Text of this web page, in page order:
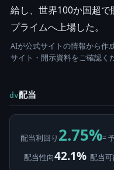
給し、世界100か国超
プライムへ上場した。
AIが公式サイトの情報から作
サイト・開示資料をご確認く
dv配当
配当利回り 2.75%=
配当性向42.1% 配当